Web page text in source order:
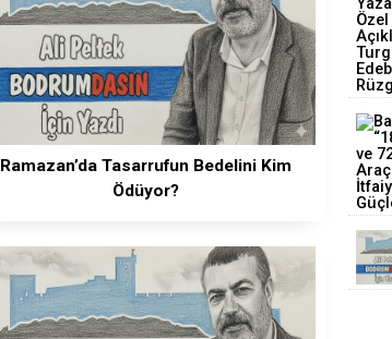
Ramazan’da Tasarrufun Bedelini Kim
Ödüyor?